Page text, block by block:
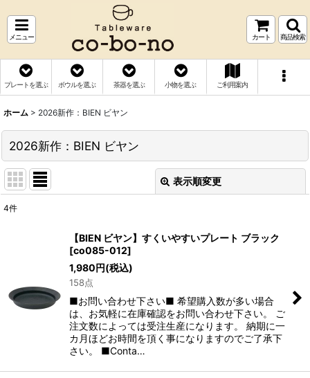
メニュー カート 商品検索
プレートを選ぶ ボウルを選ぶ 茶器を選ぶ 小物を選ぶ ご利用案内
ホーム > 2026新作：BIEN ビヤン
2026新作：BIEN ビヤン
表示順変更
絞り込む
4件
【BIEN ビヤン】すくいやすいプレート ブラック
[co085-012]
1,980円(税込)
158点
■お問い合わせ下さい■ 希望購入数が多い場合
は、お気軽に在庫確認をお問い合わせ下さい。 ご
注文数によっては受注生産になります。 納期に一
カ月ほどお時間を頂く事になりますのでご了承下
さい。 ■Conta…